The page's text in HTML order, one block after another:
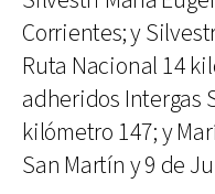
Corrientes; y
Ruta Nacional 14
adheridos Intergas
kilómetro 147; y
San Martín y 9 de